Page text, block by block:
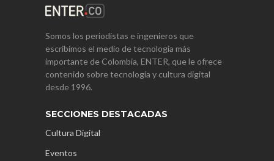
Somos los periodistas e ingenieros que
escribimos el medio de tecnología más
importante de Colombia, ENTER, que le ofrece
contenido sobre tecnología y cultura digital
desde 1996.
SECCIONES DESTACADAS
Cultura Digital
Eventos